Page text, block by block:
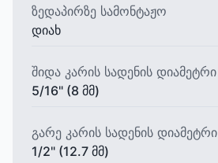
ზედაპირზე სამონტაჟო
დიახ
შიდა კარის სადენის დიამეტრი
5/16" (8 მმ)
გარე კარის სადენის დიამეტრი
1/2" (12.7 მმ)